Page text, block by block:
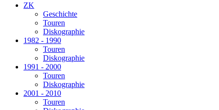
ZK
Geschichte
Touren
Diskographie
1982 - 1990
Touren
Diskographie
1991 - 2000
Touren
Diskographie
2001 - 2010
Touren